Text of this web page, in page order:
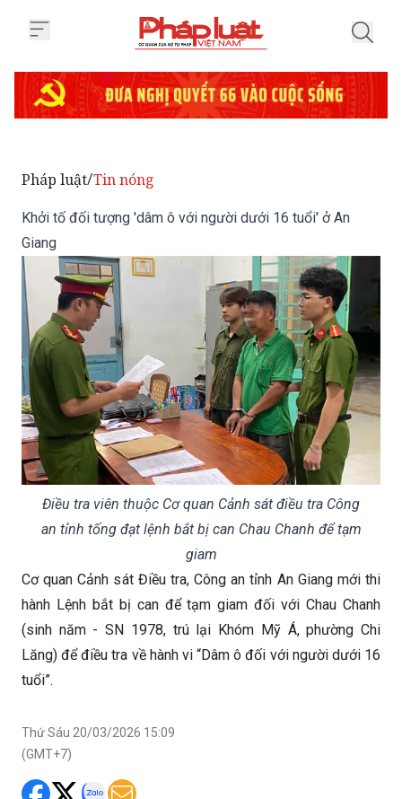
Pháp luật/Tin nóng
Khởi tố đối tượng 'dâm ô với người dưới 16 tuổi' ở An
Giang
Điều tra viên thuộc Cơ quan Cảnh sát điều tra Công
an tỉnh tống đạt lệnh bắt bị can Chau Chanh để tạm
giam
Cơ quan Cảnh sát Điều tra, Công an tỉnh An Giang mới thi
hành Lệnh bắt bị can để tạm giam đối với Chau Chanh
(sinh năm - SN 1978, trú lại Khóm Mỹ Á, phường Chi
Lăng) để điều tra về hành vi “Dâm ô đối với người dưới 16
tuổi”.
Thứ Sáu 20/03/2026 15:09
(GMT+7)